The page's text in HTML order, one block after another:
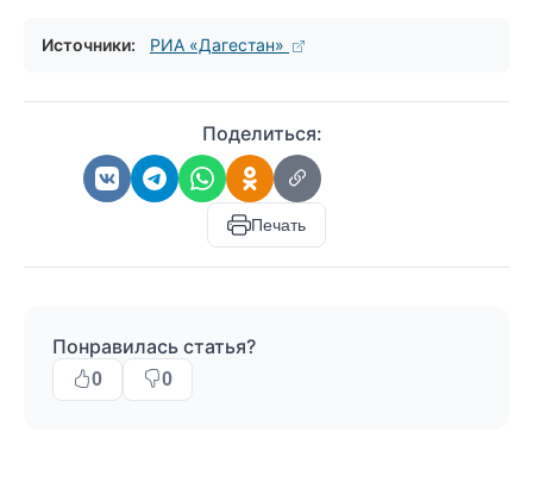
Источники: РИА «Дагестан»
Поделиться:
Печать
Понравилась статья?
0 0